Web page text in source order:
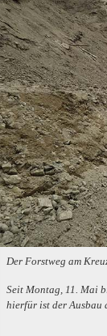
Der Forstweg am
Seit Montag, 11. Mai
hierfür ist der Ausbau